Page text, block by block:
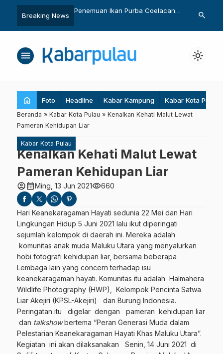
Breaking News
Penemuan Ikan Purba Coelacanth
Utara
Widi, search
menu light_mode
home Foto Headline Kabar Kampung Kabar Kota Pulau
Beranda » Kabar Kota Pulau » Kenalkan Kehati Malut Lewat
Pameran Kehidupan Liar
Kabar Kota Pulau
Kenalkan Kehati Malut Lewat
Pameran Kehidupan Liar
account_circlecalendar_monthMing, 13 Jun 2021visibility660
Hari Keanekaragaman Hayati sedunia 22 Mei dan Hari
Lingkungan Hidup 5 Juni 2021 lalu ikut diperingati
sejumlah kelompok di daerah ini. Mereka adalah
komunitas anak muda Maluku Utara yang menyalurkan
hobi fotografi kehidupan liar, bersama beberapa
Lembaga lain yang concern terhadap isu
keanekaragaman hayati. Komunitas itu adalah Halmahera
Wildlife Photography (HWP), Kelompok Pencinta Satwa
Liar Akejiri (KPSL-Akejiri) dan Burung Indonesia.
Peringatan itu digelar dengan pameran kehidupan liar
dan talkshowbertema “Peran Generasi Muda dalam
Pelestarian Keanekaragaman Hayati Khas Maluku Utara”.
Kegiatan ini akan dilaksanakan Senin, 14 Juni 2021 di